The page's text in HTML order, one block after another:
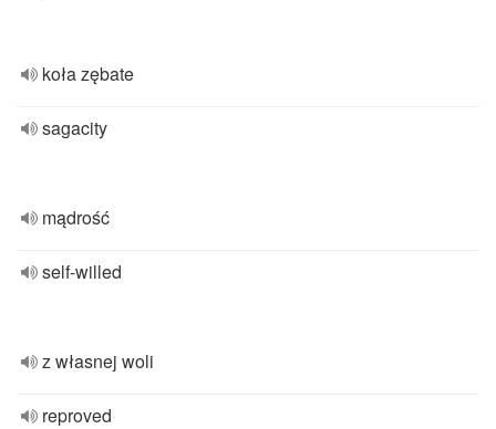
koła zębate
sagacity
mądrość
self-willed
z własnej woli
reproved